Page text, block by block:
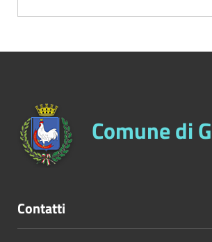
Comune di
Contatti